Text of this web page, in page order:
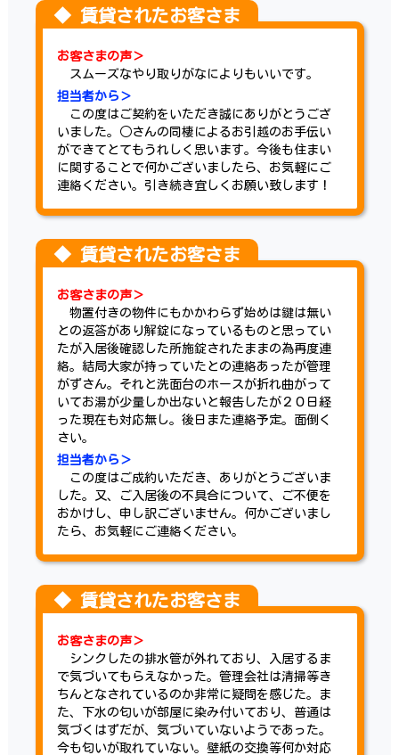
お客さまの声＞
スムーズなやり取りがなによりもいいです。
担当者から＞
この度はご契約をいただき誠にありがとうござ
いました。○さんの同棲によるお引越のお手伝い
ができてとてもうれしく思います。今後も住まい
に関することで何かございましたら、お気軽にご
連絡ください。引き続き宜しくお願い致します！
お客さまの声＞
物置付きの物件にもかかわらず始めは鍵は無い
との返答があり解錠になっているものと思ってい
たが入居後確認した所施錠されたままの為再度連
絡。結局大家が持っていたとの連絡あったが管理
がずさん。それと洗面台のホースが折れ曲がって
いてお湯が少量しか出ないと報告したが２０日経
った現在も対応無し。後日また連絡予定。面倒く
さい。
担当者から＞
この度はご成約いただき、ありがとうございま
した。又、ご入居後の不具合について、ご不便を
おかけし、申し訳ございません。何かございまし
たら、お気軽にご連絡ください。
お客さまの声＞
シンクしたの排水管が外れており、入居するま
で気づいてもらえなかった。管理会社は清掃等き
ちんとなされているのか非常に疑問を感じた。ま
た、下水の匂いが部屋に染み付いており、普通は
気づくはずだが、気づいていないようであった。
今も匂いが取れていない。壁紙の交換等何か対応